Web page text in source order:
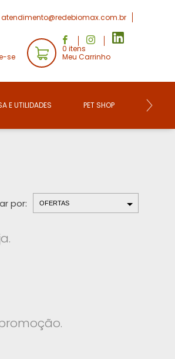
atendimento@redebiomax.com.br
se
0 itens
Meu Carrinho
E UTILIDADES PET SHOP
por: